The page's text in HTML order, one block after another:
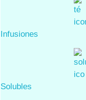
Infusiones
Solubles